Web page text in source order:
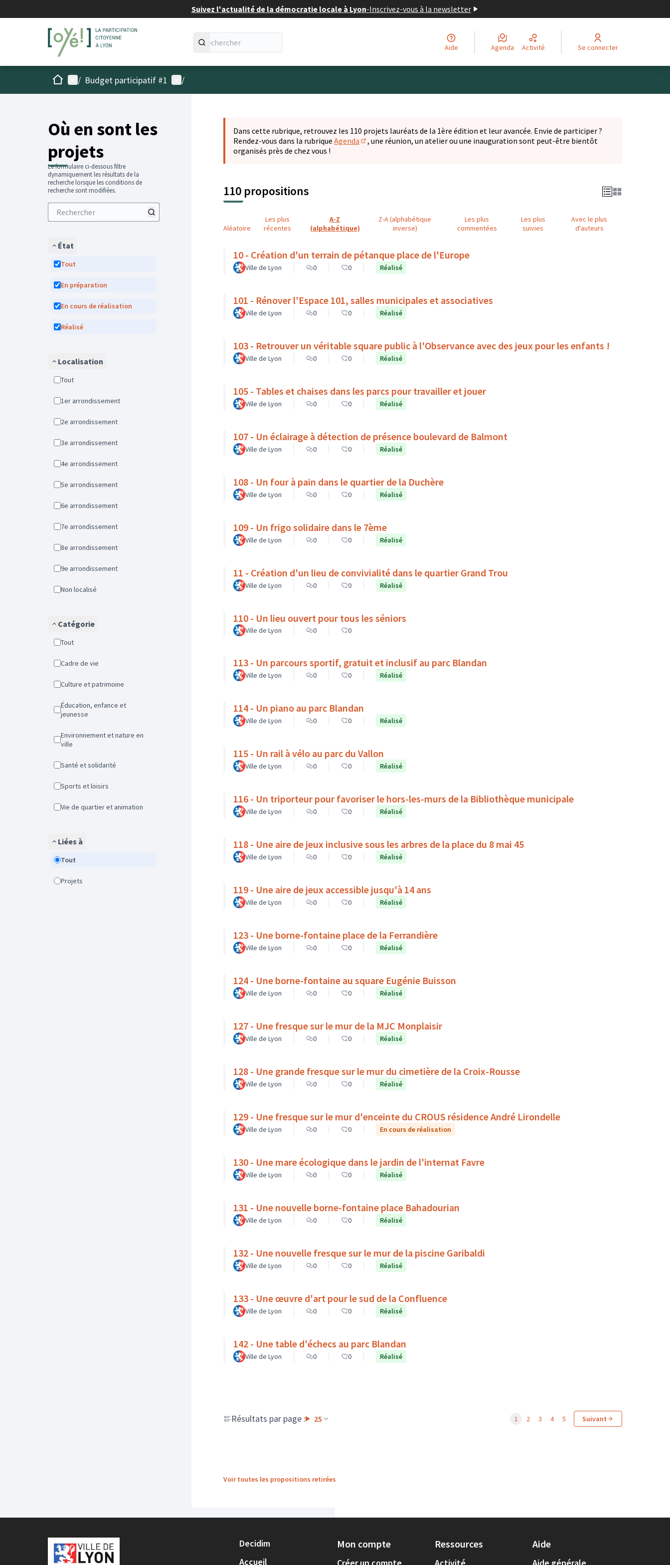
Suivez l'actualité de la démocratie locale à Lyon-Inscrivez-vous à la newsletter
Aide Agenda Activité Se connecter
AccueilMenu principal
/ Budget participatif #1 Menu utilisateur
/
Où en sont les
projets
Le formulaire ci-dessous filtre
dynamiquement les résultats de la
recherche lorsque les conditions de
recherche sont modifiées.
État
Tout
En préparation
En cours de réalisation
Réalisé
Localisation
Tout
1er arrondissement
2e arrondissement
3e arrondissement
4e arrondissement
5e arrondissement
6e arrondissement
7e arrondissement
8e arrondissement
9e arrondissement
Non localisé
Catégorie
Tout
Cadre de vie
Culture et patrimoine
Éducation, enfance et
jeunesse
Environnement et nature en
ville
Santé et solidarité
Sports et loisirs
Vie de quartier et animation
Liées à
Tout
Projets
Dans cette rubrique, retrouvez les 110 projets lauréats de la 1ère édition et leur avancée. Envie de participer ?
Rendez-vous dans la rubrique Agenda
(S'ouvre dans un nouvel onglet)
, une réunion, un atelier ou une inauguration sont peut-être bientôt
organisés près de chez vous !
110 propositions
Aléatoire
Les plus
récentes
A-Z
(alphabétique)
Z-A (alphabétique
inverse)
Les plus
commentées
Les plus
suivies
Avec le plus
d'auteurs
10 - Création d'un terrain de pétanque place de l'Europe
Ville de Lyon 0 0 Réalisé
101 - Rénover l'Espace 101, salles municipales et associatives
Ville de Lyon 0 0 Réalisé
103 - Retrouver un véritable square public à l'Observance avec des jeux pour les enfants !
Ville de Lyon 0 0 Réalisé
105 - Tables et chaises dans les parcs pour travailler et jouer
Ville de Lyon 0 0 Réalisé
107 - Un éclairage à détection de présence boulevard de Balmont
Ville de Lyon 0 0 Réalisé
108 - Un four à pain dans le quartier de la Duchère
Ville de Lyon 0 0 Réalisé
109 - Un frigo solidaire dans le 7ème
Ville de Lyon 0 0 Réalisé
11 - Création d'un lieu de convivialité dans le quartier Grand Trou
Ville de Lyon 0 0 Réalisé
110 - Un lieu ouvert pour tous les séniors
Ville de Lyon 0 0
113 - Un parcours sportif, gratuit et inclusif au parc Blandan
Ville de Lyon 0 0 Réalisé
114 - Un piano au parc Blandan
Ville de Lyon 0 0 Réalisé
115 - Un rail à vélo au parc du Vallon
Ville de Lyon 0 0 Réalisé
116 - Un triporteur pour favoriser le hors-les-murs de la Bibliothèque municipale
Ville de Lyon 0 0 Réalisé
118 - Une aire de jeux inclusive sous les arbres de la place du 8 mai 45
Ville de Lyon 0 0 Réalisé
119 - Une aire de jeux accessible jusqu'à 14 ans
Ville de Lyon 0 0 Réalisé
123 - Une borne-fontaine place de la Ferrandière
Ville de Lyon 0 0 Réalisé
124 - Une borne-fontaine au square Eugénie Buisson
Ville de Lyon 0 0 Réalisé
127 - Une fresque sur le mur de la MJC Monplaisir
Ville de Lyon 0 0 Réalisé
128 - Une grande fresque sur le mur du cimetière de la Croix-Rousse
Ville de Lyon 0 0 Réalisé
129 - Une fresque sur le mur d'enceinte du CROUS résidence André Lirondelle
Ville de Lyon 0 0 En cours de réalisation
130 - Une mare écologique dans le jardin de l'internat Favre
Ville de Lyon 0 0 Réalisé
131 - Une nouvelle borne-fontaine place Bahadourian
Ville de Lyon 0 0 Réalisé
132 - Une nouvelle fresque sur le mur de la piscine Garibaldi
Ville de Lyon 0 0 Réalisé
133 - Une œuvre d'art pour le sud de la Confluence
Ville de Lyon 0 0 Réalisé
142 - Une table d'échecs au parc Blandan
Ville de Lyon 0 0 Réalisé
Résultats par page : 25 1 2 3 4 5 Suivant
Voir toutes les propositions retirées
Decidim
Accueil
Mon compte Ressources Aide